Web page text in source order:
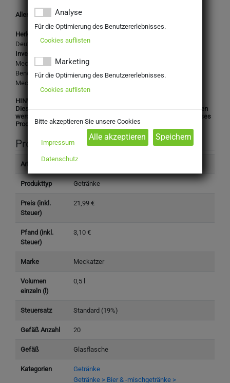
Allergene: Weizenmalz, Gerstenmalz
Herkunftsland:
Deutschland
Inverkehrbringer:
Meckatzer Löwenbräu
Benedikt Weiß KG
Meckatz 10, 88178 Heimenkirch
HINWEIS:
Dieses Produkt darf nicht an Personen unter 16 Jahren abgegeben
werden. Mit Ihrer Bestellung bestätigen Sie, dass Sie das für dieses
Produkt gesetzlich vorgeschriebene Mindestalter haben.
Produktinformation
Artikelnummer
Produkttyp Getränke
Preis (inkl.
Steuer)
21,99 €
Pfand (inkl.
Steuer)
3,10 €
Marke Meckatzer
Volumen
einzeln (l)
0,5 l
Steuersatz Standard (19%)
Gefäß Anzahl 20
Gefäß Glasflasche
Kategorien
Getränke
Getränke > Bier & -mischgetränke >
Analyse
Für die Optimierung des Benutzererlebnisses.
Cookies auflisten
Marketing
Für die Optimierung des Benutzererlebnisses.
Cookies auflisten
Bitte akzeptieren Sie unsere Cookies
Impressum
Datenschutz